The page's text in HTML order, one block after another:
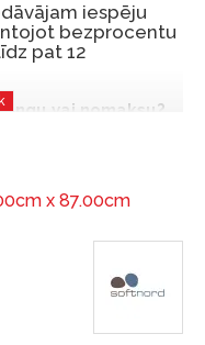
iespēju
bezprocentu
pat 12
vai nomaksu?
lai iegādātos
tām norēķinoties
vai nomaksas
un ar nomaksas
x 87.00cm